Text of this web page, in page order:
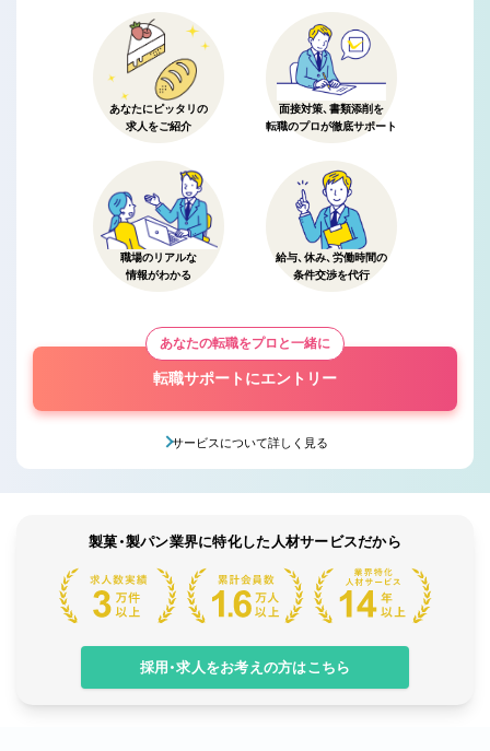
あなたにピッタリの
求人をご紹介
面接対策、書類添削を
転職のプロが徹底サポート
職場のリアルな
情報がわかる
給与、休み、労働時間の
条件交渉を代行
あなたの転職をプロと一緒に
転職サポートにエントリー
サービスについて詳しく見る
製菓・製パン業界に特化した人材サービスだから
採用・求人をお考えの方はこちら